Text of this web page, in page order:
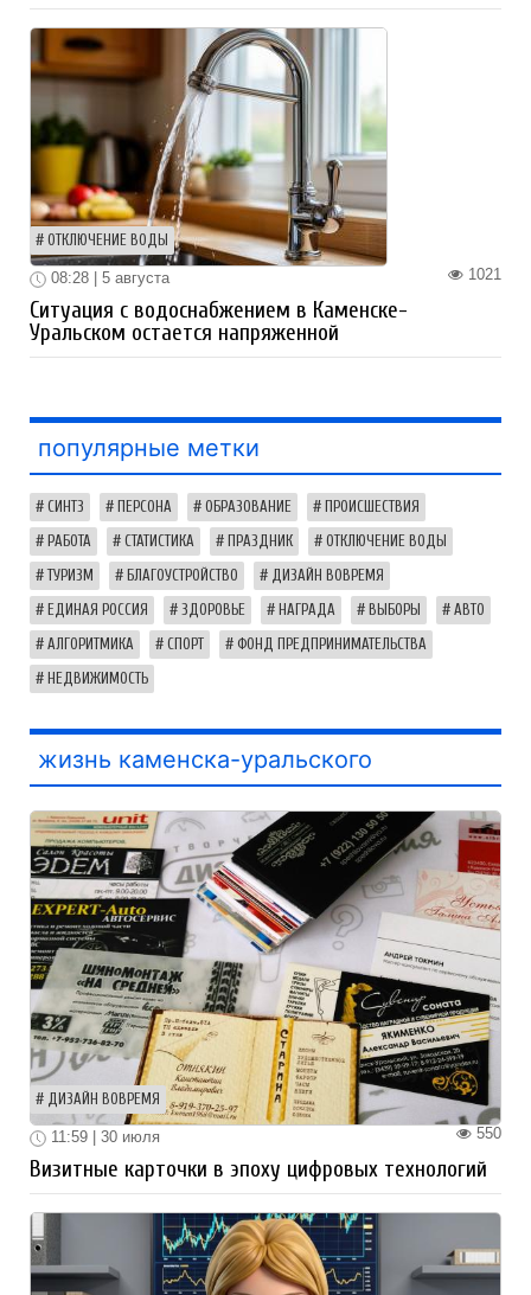
ОТКЛЮЧЕНИЕ ВОДЫ
1021
08:28 | 5 августа
Ситуация с водоснабжением в Каменске-
Уральском остается напряженной
популярные метки
СИНТЗ ПЕРСОНА ОБРАЗОВАНИЕ ПРОИСШЕСТВИЯ
РАБОТА СТАТИСТИКА ПРАЗДНИК ОТКЛЮЧЕНИЕ ВОДЫ
ТУРИЗМ БЛАГОУСТРОЙСТВО ДИЗАЙН ВОВРЕМЯ
ЕДИНАЯ РОССИЯ ЗДОРОВЬЕ НАГРАДА ВЫБОРЫ АВТО
АЛГОРИТМИКА СПОРТ ФОНД ПРЕДПРИНИМАТЕЛЬСТВА
НЕДВИЖИМОСТЬ
жизнь каменска-уральского
ДИЗАЙН ВОВРЕМЯ
550
11:59 | 30 июля
Визитные карточки в эпоху цифровых технологий